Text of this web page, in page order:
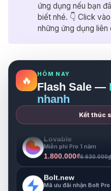
ứng dụng nếu bạn
biết nhé. 👇 Click
những ứng dụng liên
🔥
HÔM NAY
Flash Sale —
nhanh
Kết thúc
Higgsfield
Miễn phí 1 năm sử
3.500.000₫9.700.000₫
Miễn phí 1 năm cho gói
999.000₫
Gamma
Miễn phí Pro 1 năm
Miễn phí Pro 1 năm
1.800.000₫ 6.630.000₫
Bolt.new
Mã ưu đãi nhận Bolt Pro
1.800.000₫6.288.000₫